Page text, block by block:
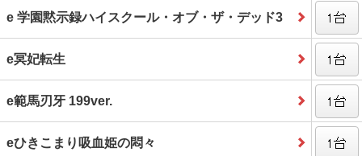
e 学園黙示録ハイスクール・オブ・ザ・デッド3
e冥妃転生
e範馬刃牙 199ver.
eひきこまり吸血姫の悶々